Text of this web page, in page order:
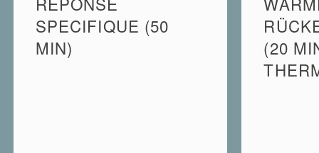
SPECIFIQUE (50
MIN)
(20